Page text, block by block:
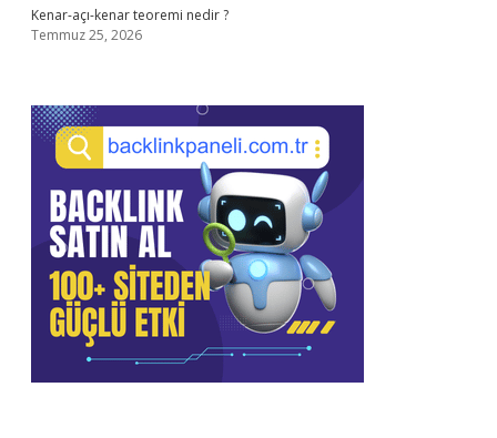
Kenar-açı-kenar teoremi nedir ?
Temmuz 25, 2026